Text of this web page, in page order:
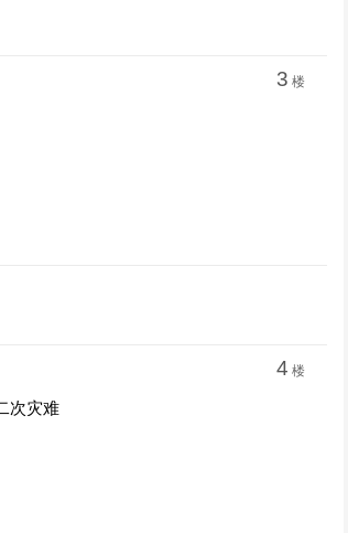
3 楼
4 楼
次灾难